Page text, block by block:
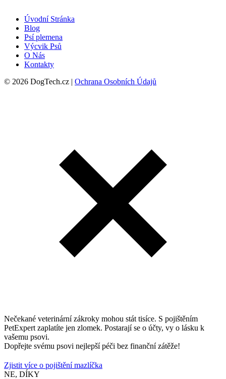
Úvodní Stránka
Blog
Psí plemena
Výcvik Psů
O Nás
Kontakty
© 2026 DogTech.cz | Ochrana Osobních Údajů
Nečekané veterinární zákroky mohou stát tisíce. S pojištěním
PetExpert zaplatíte jen zlomek. Postarají se o účty, vy o lásku k
vašemu psovi.
Dopřejte svému psovi nejlepší péči bez finanční zátěže!
Zjistit více o pojištění mazlíčka
NE, DÍKY